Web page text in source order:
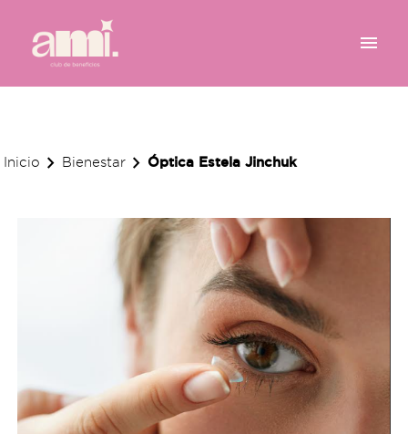
menu
Inicio chevron_right Bienestar chevron_right Óptica Estela Jinchuk